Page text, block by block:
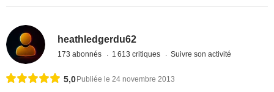
heathledgerdu62
173 abonnés 1 613 critiques Suivre son activité
5,0 Publiée le 24 novembre 2013